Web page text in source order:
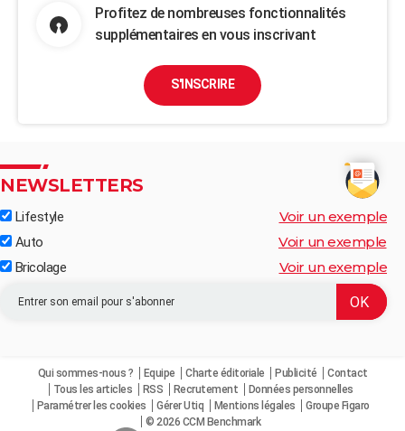
Profitez de nombreuses fonctionnalités
supplémentaires en vous inscrivant
S'INSCRIRE
NEWSLETTERS
Lifestyle Voir un exemple
Auto Voir un exemple
Bricolage Voir un exemple
Qui sommes-nous ? Equipe Charte éditoriale Publicité
Contact
Tous les articles
RSS Recrutement
Données personnelles
Paramétrer les cookies
Gérer Utiq Mentions légales
Groupe Figaro
© 2026 CCM Benchmark